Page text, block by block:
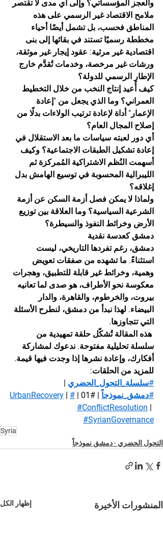
والعجز المؤسساتي؟ وإلى أي مدى لا تقتصر
ملامح الاقتصاد غير الرسمي على هذه
المناطق فحسب، بل تشمل أيضًا أحياء
مخططة رسميًا تستند في بقائها إلى بنى
اقتصادية غير مرئية: عقود إيجار غير موثقة،
ورشات غير مرخصة، وخدمات تُقدَّم خارج
الإطار الرسمي للدولة؟
كيف أُعيد إنتاج النخب من خلال التخطيط
العمراني؟ وما الذي يجعل من "إعادة
الإعمار" أداة لإعادة ترتيب الولاءات بدلًا من
إصلاح المجال العام؟
أي دور لعبته سياسات ما بعد الاستقلال في
إعادة تشكيل الطبقات الاجتماعية؟ وكيف
أسهمت النُظم الاشتراكية المُمركزة ثم
الليبرالية المحسوبة في توسيع الهامش بدل
إغلاقه؟
ولماذا لا يمكن فصل أزمة السكن عن أزمة
الشرعية السياسية؟ وما العلاقة بين توزيع
الأرض وخرائط النفوذ والسيطرة؟
دمشق كعدسة نقدية
دمشق، رغم تفردها التاريخي، ليست
استثناءً. ما تشهده من صفقات تعويض
وهمية، وخرائط غير قابلة للتطبيق، وهجرات
معكوسة نحو الأطراف، هو صدى لما تعانيه
بيروت، والخرطوم، والقاهرة، والدار
البيضاء. لهذا نبدأ من دمشق، لنطرح الأسئلة
التي تتجاوزها.
هذه المقالة تُشكّل حلقة تمهيدية من
سلسلة تحليلية مفتوحة. ندعوك لمشاركة
أفكارك، وإعادة نشرها إذا وجدت فيها قيمة.
للمزيد من الحلقات:
#سلسلة_التحول_الحضري |
#دمشق_نموذجاً |
#01
|
#UrbanRecovery
|
#ConflictResolution |
#SyrianGovernance
Syria
التحول الحضري - دمشق نموذجاً
المنشورات الأخيرة إظهار الكل